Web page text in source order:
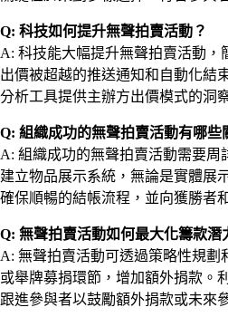
Q: 科技如何提升無聲拍賣活動？
A: 科技能大幅提升無聲拍賣活動，
出價被超越的推送通知和自動化結
分析工具提供主辦方出價模式的洞
Q: 組織成功的無聲拍賣活動有哪些
A: 組織成功的無聲拍賣活動需要周
建立物品展示系統，無論是實體展
確保順暢的結帳流程，並向獲勝者
Q: 無聲拍賣活動如何最大化籌款潛
A: 無聲拍賣活動可透過策略性規劃
或舉牌募捐環節，增加額外捐款。
跟進參與者以鼓勵額外捐款或未來